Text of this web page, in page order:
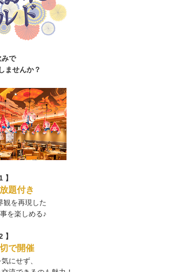
みで
ませんか？
】
題付き
観を再現した
を楽しめる♪
】
で開催
にせず、